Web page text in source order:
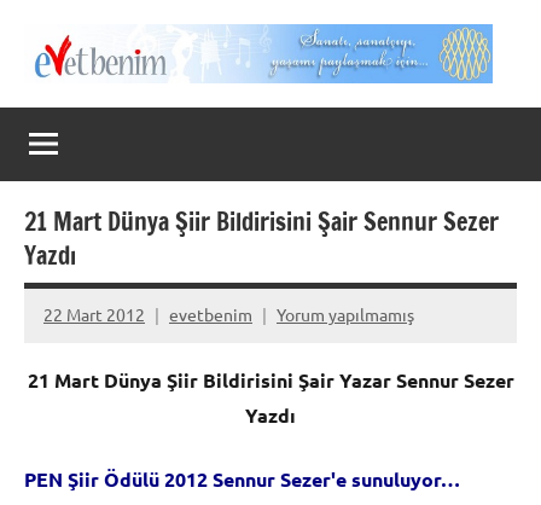
Evet
Benim
21 Mart Dünya Şiir Bildirisini Şair Sennur Sezer
Yazdı
22 Mart 2012 evetbenim Yorum yapılmamış
21 Mart Dünya Şiir Bildirisini Şair Yazar Sennur Sezer
Yazdı
PEN Şiir Ödülü 2012 Sennur Sezer'e sunuluyor…